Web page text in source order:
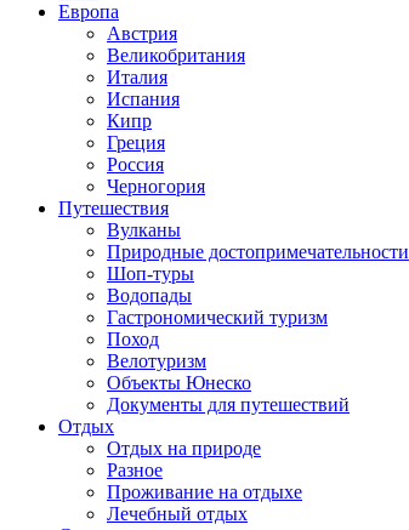
Европа
Австрия
Великобритания
Италия
Испания
Кипр
Греция
Россия
Черногория
Путешествия
Вулканы
Природные достопримечательности
Шоп-туры
Водопады
Гастрономический туризм
Поход
Велотуризм
Объекты Юнеско
Документы для путешествий
Отдых
Отдых на природе
Разное
Проживание на отдыхе
Лечебный отдых